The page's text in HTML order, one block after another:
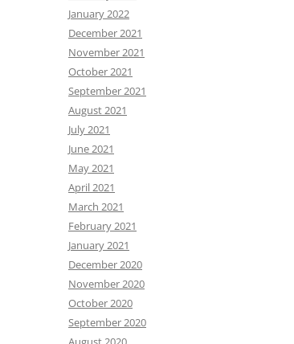
January 2022
December 2021
November 2021
October 2021
September 2021
August 2021
July 2021
June 2021
May 2021
April 2021
March 2021
February 2021
January 2021
December 2020
November 2020
October 2020
September 2020